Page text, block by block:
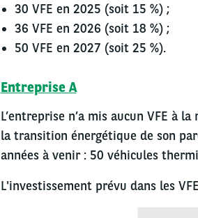
30 VFE en 2025 (soit 15 %) ;
36 VFE en 2026 (soit 18 %) ;
50 VFE en 2027 (soit 25 %).
Entreprise A
L’entreprise n’a mis aucun VFE à
la transition énergétique de son
années à venir : 50 véhicules
L'investissement prévu dans les